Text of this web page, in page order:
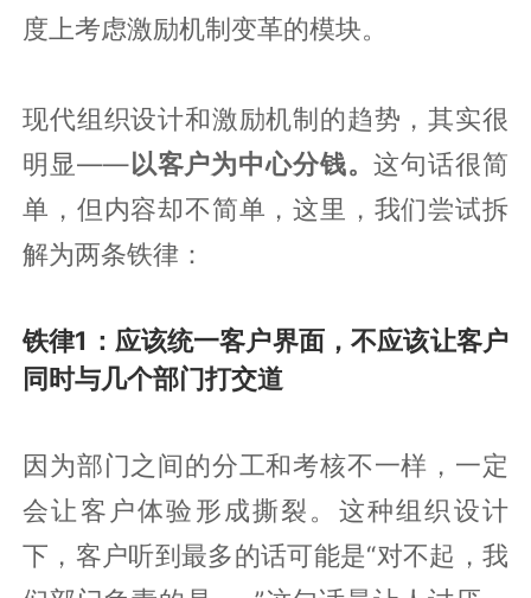
度上考虑激励机制变革的模块。
现代组织设计和激励机制的趋势，其实很
明显——以客户为中心分钱。这句话很简
单，但内容却不简单，这里，我们尝试拆
解为两条铁律：
铁律1：应该统一客户界面，不应该让客户
同时与几个部门打交道
因为部门之间的分工和考核不一样，一定
会让客户体验形成撕裂。这种组织设计
下，客户听到最多的话可能是“对不起，我